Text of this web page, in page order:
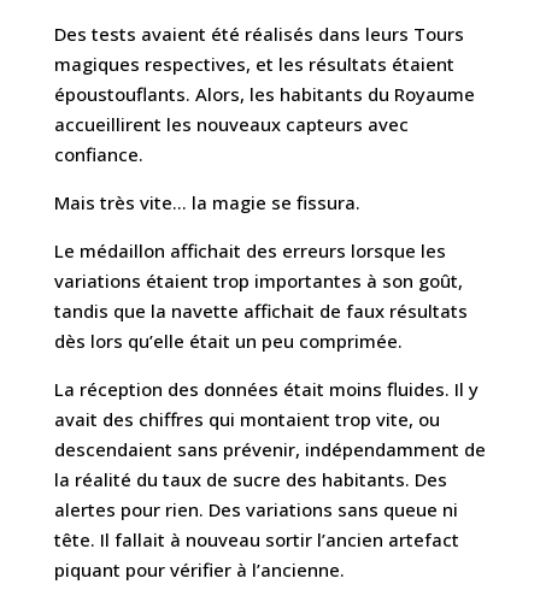
Des tests avaient été réalisés dans leurs Tours
magiques respectives, et les résultats étaient
époustouflants. Alors, les habitants du Royaume
accueillirent les nouveaux capteurs avec
confiance.
Mais très vite… la magie se fissura.
Le médaillon affichait des erreurs lorsque les
variations étaient trop importantes à son goût,
tandis que la navette affichait de faux résultats
dès lors qu’elle était un peu comprimée.
La réception des données était moins fluides. Il y
avait des chiffres qui montaient trop vite, ou
descendaient sans prévenir, indépendamment de
la réalité du taux de sucre des habitants. Des
alertes pour rien. Des variations sans queue ni
tête. Il fallait à nouveau sortir l’ancien artefact
piquant pour vérifier à l’ancienne.